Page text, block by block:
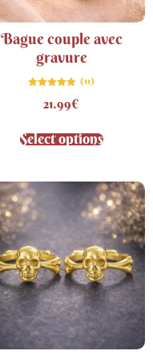
Bague couple avec
gravure
4.82
sur 5
(11)
21.99€
Select options